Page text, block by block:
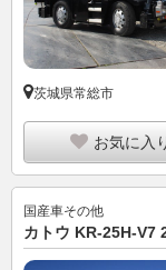
茨城県常総市
お気に入
国産車その他
カトウ KR-25H-V7